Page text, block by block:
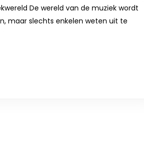
De wereld van de muziek wordt
maar slechts enkelen weten uit te